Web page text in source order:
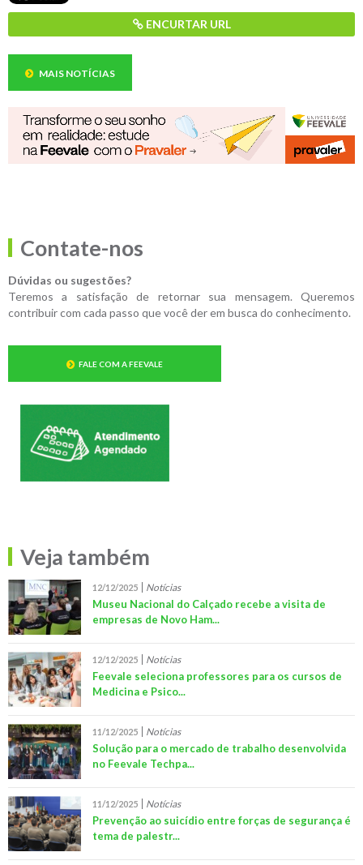
ENCURTAR URL
MAIS NOTÍCIAS
Contate-nos
Dúvidas ou sugestões?
Teremos a satisfação de retornar sua mensagem. Queremos
contribuir com cada passo que você der em busca do conhecimento.
FALE COM A FEEVALE
Veja também
12/12/2025 Notícias
Museu Nacional do Calçado recebe a visita de
empresas de Novo Ham...
12/12/2025 Notícias
Feevale seleciona professores para os cursos de
Medicina e Psico...
11/12/2025 Notícias
Solução para o mercado de trabalho desenvolvida
no Feevale Techpa...
11/12/2025 Notícias
Prevenção ao suicídio entre forças de segurança é
tema de palestr...